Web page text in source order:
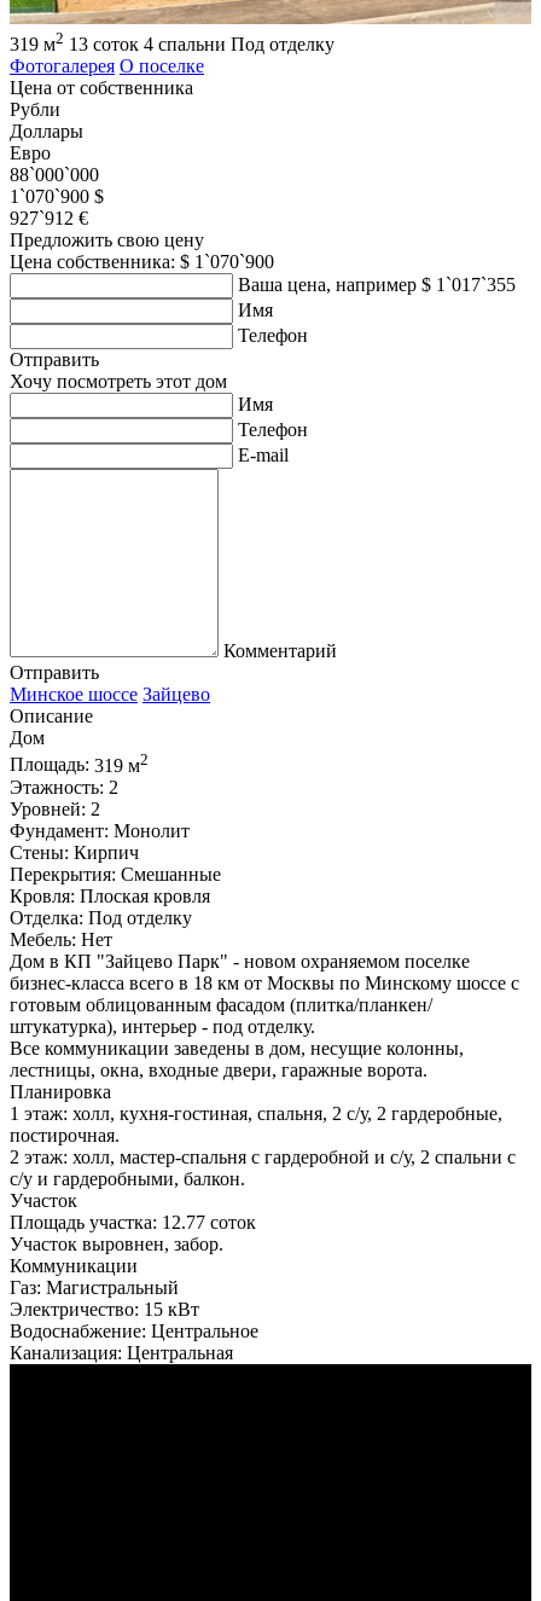
319 м2 13 соток 4 спальни Под отделку
Фотогалерея О поселке
Цена от собственника
Рубли
Доллары
Евро
88`000`000
1`070`900 $
927`912 €
Предложить свою цену
Цена собственника: $ 1`070`900
Ваша цена, например $ 1`017`355
Имя
Телефон
Отправить
Хочу посмотреть этот дом
Имя
Телефон
E-mail
Комментарий
Отправить
Минское шоссе Зайцево
Описание
Дом
Площадь: 319 м2
Этажность: 2
Уровней: 2
Фундамент: Монолит
Стены: Кирпич
Перекрытия: Смешанные
Кровля: Плоская кровля
Отделка: Под отделку
Мебель: Нет
Дом в КП "Зайцево Парк" - новом охраняемом поселке
бизнес-класса всего в 18 км от Москвы по Минскому шоссе с
готовым облицованным фасадом (плитка/планкен/
штукатурка), интерьер - под отделку.
Все коммуникации заведены в дом, несущие колонны,
лестницы, окна, входные двери, гаражные ворота.
Планировка
1 этаж: холл, кухня-гостиная, спальня, 2 с/у, 2 гардеробные,
постирочная.
2 этаж: холл, мастер-спальня с гардеробной и с/у, 2 спальни с
с/у и гардеробными, балкон.
Участок
Площадь участка: 12.77 соток
Участок выровнен, забор.
Коммуникации
Газ: Магистральный
Электричество: 15 кВт
Водоснабжение: Центральное
Канализация: Центральная